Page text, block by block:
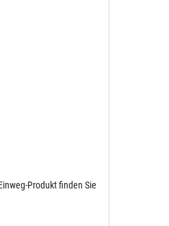
Produkt finden Sie